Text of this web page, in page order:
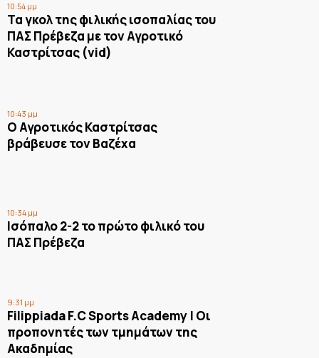
10:54 μμ
Τα γκολ της φιλικής ισοπαλίας του
ΠΑΣ Πρέβεζα με τον Αγροτικό
Καστρίτσας (vid)
10:43 μμ
Ο Αγροτικός Καστρίτσας
βράβευσε τον Βαζέχα
10:34 μμ
Ισόπαλο 2-2 το πρώτο φιλικό του
ΠΑΣ Πρέβεζα
9:31 μμ
Filippiada F.C Sports Academy | Οι
προπονητές των τμημάτων της
Ακαδημίας